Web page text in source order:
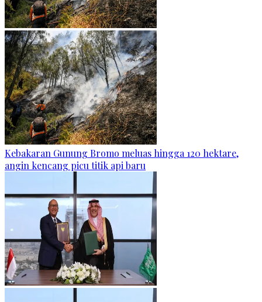
Kebakaran Gunung Bromo meluas hingga 120 hektare,
angin kencang picu titik api baru